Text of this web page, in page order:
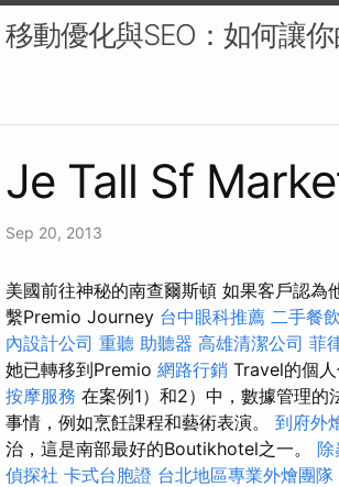
移動優化與SEO：如何讓
Je Tall Sf
Sep 20, 2013
美國前往神秘的南查爾斯頓 如果客戶認
繫Premio Journey 台中眼科推薦 二手餐
內設計公司 重聽 助聽器 高雄清潔公司 菲
她已轉移到Premio 網路行銷 Travel的個人
按摩服務 在案例1）和2）中，數據管理
事情，例如烹飪課程和藝術表演。 到府外
治，這是南部最好的Boutikhotel之一。 除
偵探社 卡式台胞證 台北地區專業外燴團隊